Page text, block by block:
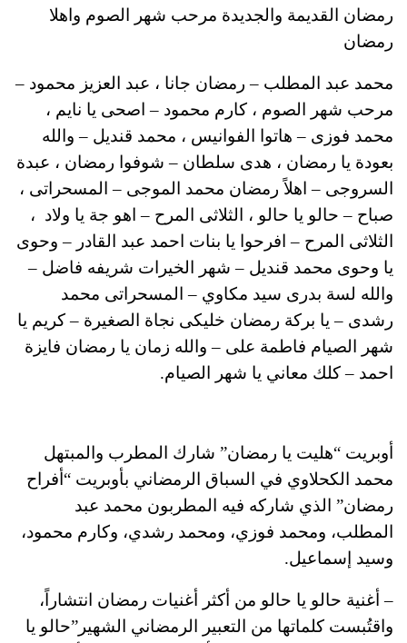
رمضان القديمة والجديدة مرحب شهر الصوم واهلا
رمضان
محمد عبد المطلب – رمضان جانا ، عبد العزيز محمود –
مرحب شهر الصوم ، كارم محمود – اصحى يا نايم ،
محمد فوزى – هاتوا الفوانيس ، محمد قنديل – والله
بعودة يا رمضان ، هدى سلطان – شوفوا رمضان ، عبدة
السروجى – اهلاً رمضان محمد الموجى – المسحراتى ،
صباح – حالو يا حالو ، الثلاثى المرح – اهو جة يا ولاد ،
الثلاثى المرح – افرحوا يا بنات احمد عبد القادر – وحوى
يا وحوى محمد قنديل – شهر الخيرات شريفه فاضل –
والله لسة بدرى سيد مكاوي – المسحراتى محمد
رشدى – يا بركة رمضان خليكى نجاة الصغيرة – كريم يا
شهر الصيام فاطمة على – والله زمان يا رمضان فايزة
احمد – كلك معاني يا شهر الصيام.
أوبريت “هليت يا رمضان” شارك المطرب والمبتهل
محمد الكحلاوي في السباق الرمضاني بأوبريت “أفراح
رمضان” الذي شاركه فيه المطربون محمد عبد
المطلب، ومحمد فوزي، ومحمد رشدي، وكارم محمود،
وسيد إسماعيل.
– أغنية حالو يا حالو من أكثر أغنيات رمضان انتشاراً،
واقتُبست كلماتها من التعبير الرمضاني الشهير”حالو يا